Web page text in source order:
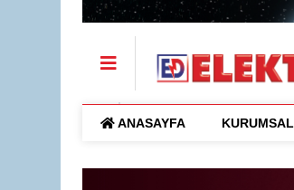
ANASAYFA KURUMSAL